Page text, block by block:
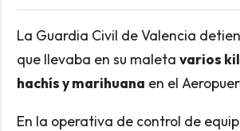
La Guardia Civil de Valencia
que llevaba en su maleta varios
hachís y marihuana en el
En la operativa de control de